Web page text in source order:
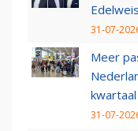
31-07-
Meer
kwartaal
31-07-